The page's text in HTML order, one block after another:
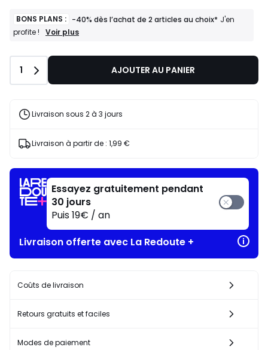
BONS PLANS : -40% dès l’achat de 2 articles au choix* J'en
profite !
BONS
-40%
l’achat
articles
J'en
Voir plus
Quantité
1 AJOUTER AU PANIER
Livraison sous 2 à 3 jours
Livraison à partir de : 1,99 €
Essayez gratuitement pendant
30 jours
Puis 19€ / an
Livraison offerte avec La Redoute +
Coûts de livraison
Retours gratuits et faciles
Modes de paiement